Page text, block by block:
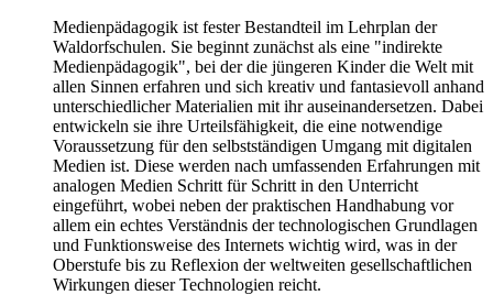
Medienpädagogik ist fester Bestandteil im Lehrplan der
Waldorfschulen. Sie beginnt zunächst als eine "indirekte
Medienpädagogik", bei der die jüngeren Kinder die Welt mit
allen Sinnen erfahren und sich kreativ und fantasievoll anhand
unterschiedlicher Materialien mit ihr auseinandersetzen. Dabei
entwickeln sie ihre Urteilsfähigkeit, die eine notwendige
Voraussetzung für den selbstständigen Umgang mit digitalen
Medien ist. Diese werden nach umfassenden Erfahrungen mit
analogen Medien Schritt für Schritt in den Unterricht
eingeführt, wobei neben der praktischen Handhabung vor
allem ein echtes Verständnis der technologischen Grundlagen
und Funktionsweise des Internets wichtig wird, was in der
Oberstufe bis zu Reflexion der weltweiten gesellschaftlichen
Wirkungen dieser Technologien reicht.